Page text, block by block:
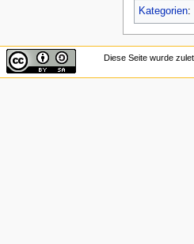
Kategorien:
Diese Seite wurde